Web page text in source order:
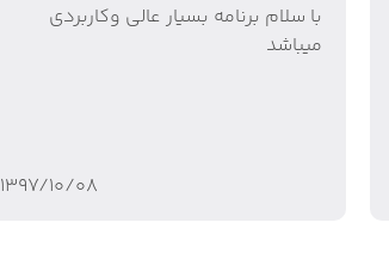
با سلام برنامه بسیار عالی وکاربردی
میباشد
۱۳۹۷/۱۰/۰۸